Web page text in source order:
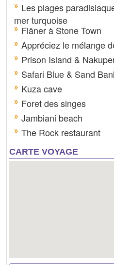
Les plages
mer turquoise
Flâner à Stone Town
Appréciez le mélange
Prison Island &
Safari Blue & Sand
Kuza cave
Foret des singes
Jambiani beach
The Rock restaurant
CARTE VOYAGE